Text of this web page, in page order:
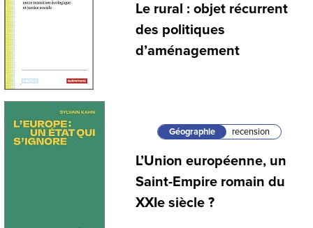
Le rural : objet récurrent
des politiques
d’aménagement
Géographie recension
L’Union européenne, un
Saint-Empire romain du
XXIe siècle ?